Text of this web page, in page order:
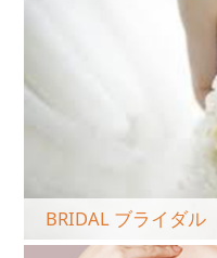
BRIDAL ブライダル